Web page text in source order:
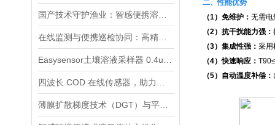
二、性能优势
（1）免维护： 无需电
（2）抗干扰能力强：
（3）集成性强： 采用
（4）快速响应：
（5）自动温度补偿：